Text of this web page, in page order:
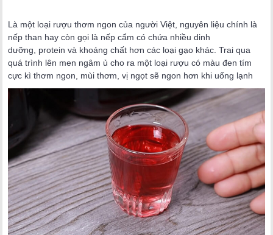
Là một loại rượu thơm ngon của người Việt, nguyên liệu chính là
nếp than hay còn gọi là nếp cẩm có chứa nhiều dinh
dưỡng, protein và khoáng chất hơn các loại gạo khác. Trai qua
quá trình lên men ngâm ủ cho ra một loại rượu có màu đen tím
cực kì thơm ngon, mùi thơm, vị ngọt sẽ ngon hơn khi uống lạnh